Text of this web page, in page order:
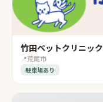
竹田ペットクリニック
📍荒尾市
駐車場あり